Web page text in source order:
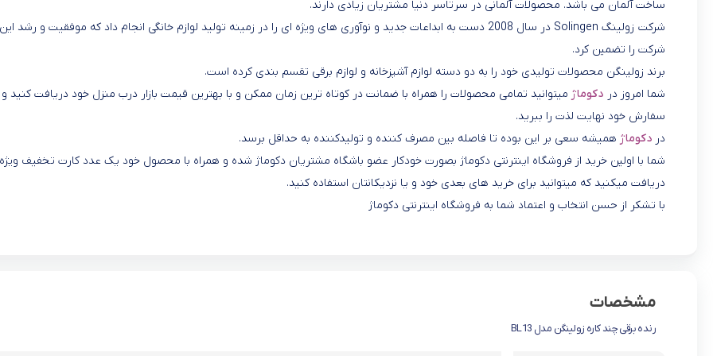
ساخت آلمان می باشد. محصولات آلمانی در سرتاسر دنیا مشتریان زیادی دارند.
شرکت زولینگ Solingen در سال 2008 دست به ابداعات جدید و نوآوری های ویژه ای را در زمینه تولید لوازم خانگی انجام داد که موفقیت و رشد این
شرکت را تضمین کرد.
برند زولینگن محصولات تولیدی خود را به دو دسته لوازم آشپزخانه و لوازم برقی تقسم بندی کرده است.
شما امروز در دکوماژ میتوانید تمامی محصولات را همراه با ضمانت در کوتاه ترین زمان ممکن و با بهترین قیمت بازار درب منزل خود دریافت کنید و
سفارش خود نهایت لذت را ببرید.
در دکوماژ همیشه سعی بر این بوده تا فاصله بین مصرف کننده و تولیدکننده به حداقل برسد.
شما با اولین خرید از فروشگاه اینترنتی دکوماژ بصورت خودکار عضو باشگاه مشتریان دکوماژ شده و همراه با محصول خود یک عدد کارت تخفیف ویژه
دریافت میکنید که میتوانید برای خرید های بعدی خود و یا نزدیکانتان استفاده کنید.
با تشکر از حسن انتخاب و اعتماد شما به فروشگاه اینترنتی دکوماژ
مشخصات
رنده برقی چند کاره زولینگن مدل BL13